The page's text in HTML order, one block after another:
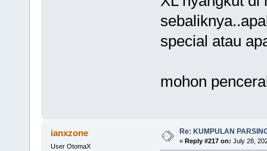
special atau
mohon
ianxzone
User OtomaX
Re: KUMPULAN
« Reply #217 on: July 28,